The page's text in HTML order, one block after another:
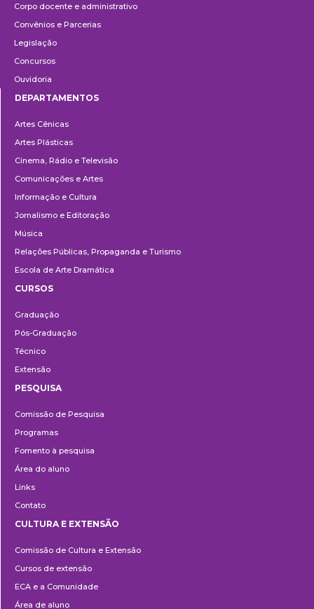
Corpo docente e administrativo
Convênios e Parcerias
Legislação
Concursos
Ouvidoria
DEPARTAMENTOS
Artes Cênicas
Artes Plásticas
Cinema, Rádio e Televisão
Comunicações e Artes
Informação e Cultura
Jornalismo e Editoração
Música
Relações Públicas, Propaganda e Turismo
Escola de Arte Dramática
CURSOS
Graduação
Pós-Graduação
Técnico
Extensão
PESQUISA
Comissão de Pesquisa
Programas
Fomento à pesquisa
Área do aluno
Links
Contato
e
Extensão
CULTURA E EXTENSÃO
Comissão de Cultura e Extensão
Cursos de extensão
ECA e a Comunidade
Área de aluno